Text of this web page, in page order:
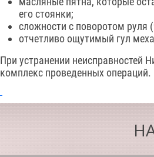
его стоянки;
сложности с поворотом руля
отчетливо ощутимый гул
При устранении неисправностей
комплекс проведенных операций.